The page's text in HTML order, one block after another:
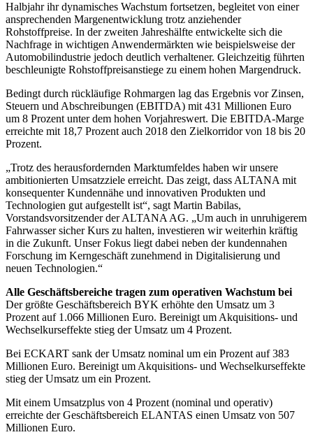
Halbjahr ihr dynamisches Wachstum fortsetzen, begleitet von einer
ansprechenden Margenentwicklung trotz anziehender
Rohstoffpreise. In der zweiten Jahreshälfte entwickelte sich die
Nachfrage in wichtigen Anwendermärkten wie beispielsweise der
Automobilindustrie jedoch deutlich verhaltener. Gleichzeitig führten
beschleunigte Rohstoffpreisanstiege zu einem hohen Margendruck.
Bedingt durch rückläufige Rohmargen lag das Ergebnis vor Zinsen,
Steuern und Abschreibungen (EBITDA) mit 431 Millionen Euro
um 8 Prozent unter dem hohen Vorjahreswert. Die EBITDA-Marge
erreichte mit 18,7 Prozent auch 2018 den Zielkorridor von 18 bis 20
Prozent.
„Trotz des herausfordernden Marktumfeldes haben wir unsere
ambitionierten Umsatzziele erreicht. Das zeigt, dass ALTANA mit
konsequenter Kundennähe und innovativen Produkten und
Technologien gut aufgestellt ist“, sagt Martin Babilas,
Vorstandsvorsitzender der ALTANA AG. „Um auch in unruhigerem
Fahrwasser sicher Kurs zu halten, investieren wir weiterhin kräftig
in die Zukunft. Unser Fokus liegt dabei neben der kundennahen
Forschung im Kerngeschäft zunehmend in Digitalisierung und
neuen Technologien.“
Alle Geschäftsbereiche tragen zum operativen Wachstum bei
Der größte Geschäftsbereich BYK erhöhte den Umsatz um 3
Prozent auf 1.066 Millionen Euro. Bereinigt um Akquisitions- und
Wechselkurseffekte stieg der Umsatz um 4 Prozent.
Bei ECKART sank der Umsatz nominal um ein Prozent auf 383
Millionen Euro. Bereinigt um Akquisitions- und Wechselkurseffekte
stieg der Umsatz um ein Prozent.
Mit einem Umsatzplus von 4 Prozent (nominal und operativ)
erreichte der Geschäftsbereich ELANTAS einen Umsatz von 507
Millionen Euro.